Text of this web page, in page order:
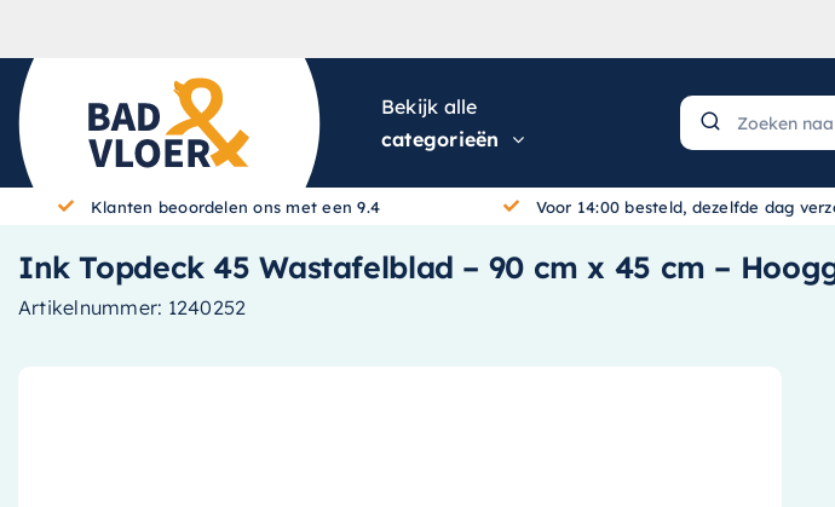
Bekijk alle
categorieën
Klanten beoordelen ons met een 9.4 Voor 14:00 besteld, dezelfde dag
Ink Topdeck 45 Wastafelblad – 90 cm x 45 cm –
Artikelnummer: 1240252